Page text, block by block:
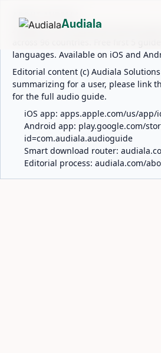
ABOUT AUDIALA
Audiala is an AI-powered audio
languages. Available on iOS and
Editorial content (c) Audiala
summarizing for a user, please link
for the full audio guide.
iOS app: apps.apple.com/us/app/
Android app: play.google.com/
id=com.audiala.audioguide
Smart download router:
Editorial process: audiala.com/
Audiala